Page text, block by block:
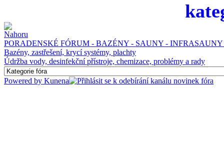
PORADENSKÉ FÓRUM - BAZÉNY - SAUNY -
Bazény, zastřešení, krycí systémy, plachty
Údržba vody, desinfekční přístroje, chemizace, problémy a rady
Powered by Kunena